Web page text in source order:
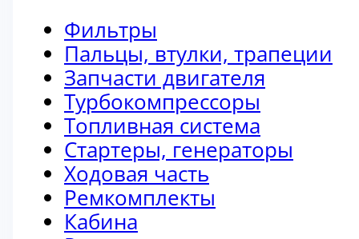
Фильтры
Пальцы, втулки, трапеции
Запчасти двигателя
Турбокомпрессоры
Топливная система
Стартеры, генераторы
Ходовая часть
Ремкомплекты
Кабина